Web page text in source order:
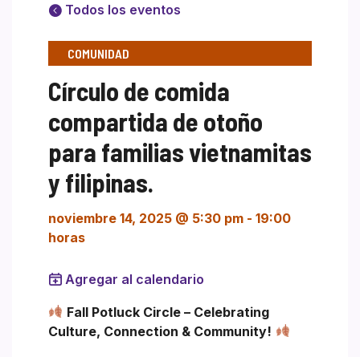
Todos los eventos
COMUNIDAD
Círculo de comida
compartida de otoño
para familias vietnamitas
y filipinas.
noviembre 14, 2025 @ 5:30 pm - 19:00
horas
Agregar al calendario
Fall Potluck Circle – Celebrating
Culture, Connection & Community!